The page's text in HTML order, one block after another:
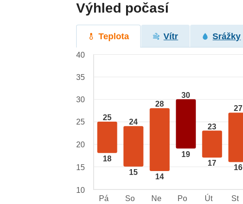
Výhled počasí
Teplota Vítr Srážky
25
18
24
15
28
14
30
19
23
17
27
16
40
35
30
25
20
15
10
Pá
So Ne Po Út St